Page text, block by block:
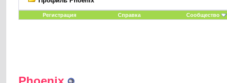
Регистрация
Справка Сообщество